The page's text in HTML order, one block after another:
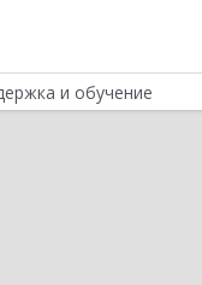
и обучение